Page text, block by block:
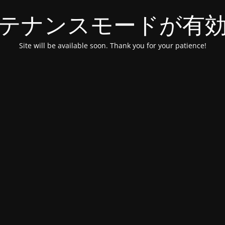
ナンスモードが有
Site will be available soon. Thank you for your patience!